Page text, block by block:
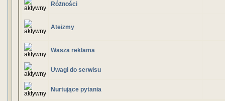
Różności
Ateizmy
Wasza reklama
Uwagi do serwisu
Nurtujące pytania